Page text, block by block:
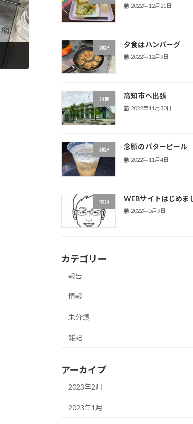
2022年12月21日
雑記 夕食はハンバーグ
2022年12月9日
報告 高知市へ出張
2022年11月30日
雑記 念願のバタービール
2022年11月4日
情報 WEBサイトはじめま
2022年5月9日
カテゴリー
報告
情報
未分類
雑記
アーカイブ
2023年2月
2023年1月